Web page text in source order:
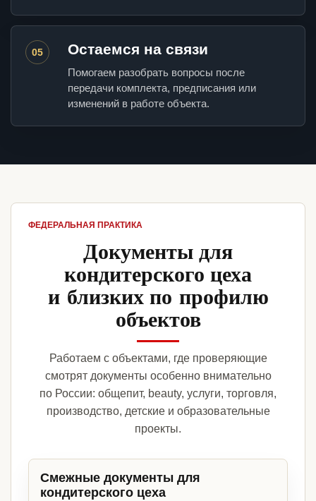
05 Остаемся на связи
Помогаем разобрать вопросы после
передачи комплекта, предписания или
изменений в работе объекта.
ФЕДЕРАЛЬНАЯ ПРАКТИКА
Документы для
кондитерского цеха
и близких по профилю
объектов
Работаем с объектами, где проверяющие
смотрят документы особенно внимательно
по России: общепит, beauty, услуги, торговля,
производство, детские и образовательные
проекты.
Смежные документы для
кондитерского цеха